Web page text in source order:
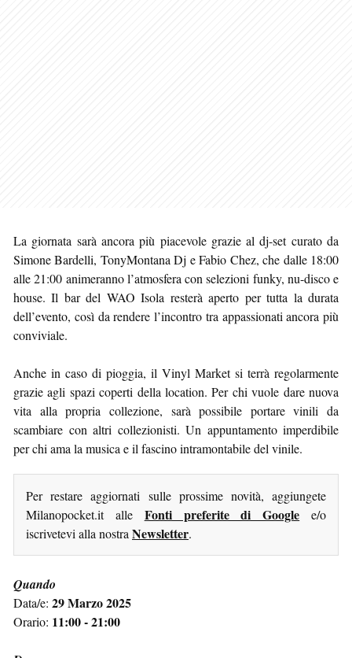
La giornata sarà ancora più piacevole grazie al dj-set curato da
Simone Bardelli, TonyMontana Dj e Fabio Chez, che dalle 18:00
alle 21:00 animeranno l’atmosfera con selezioni funky, nu-disco e
house. Il bar del WAO Isola resterà aperto per tutta la durata
dell’evento, così da rendere l’incontro tra appassionati ancora più
conviviale.
Anche in caso di pioggia, il Vinyl Market si terrà regolarmente
grazie agli spazi coperti della location. Per chi vuole dare nuova
vita alla propria collezione, sarà possibile portare vinili da
scambiare con altri collezionisti. Un appuntamento imperdibile
per chi ama la musica e il fascino intramontabile del vinile.
Per restare aggiornati sulle prossime novità, aggiungete
Milanopocket.it alle Fonti preferite di Google e/o
iscrivetevi alla nostra Newsletter.
Quando
Data/e: 29 Marzo 2025
Orario: 11:00 - 21:00